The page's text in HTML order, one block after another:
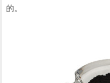
的。